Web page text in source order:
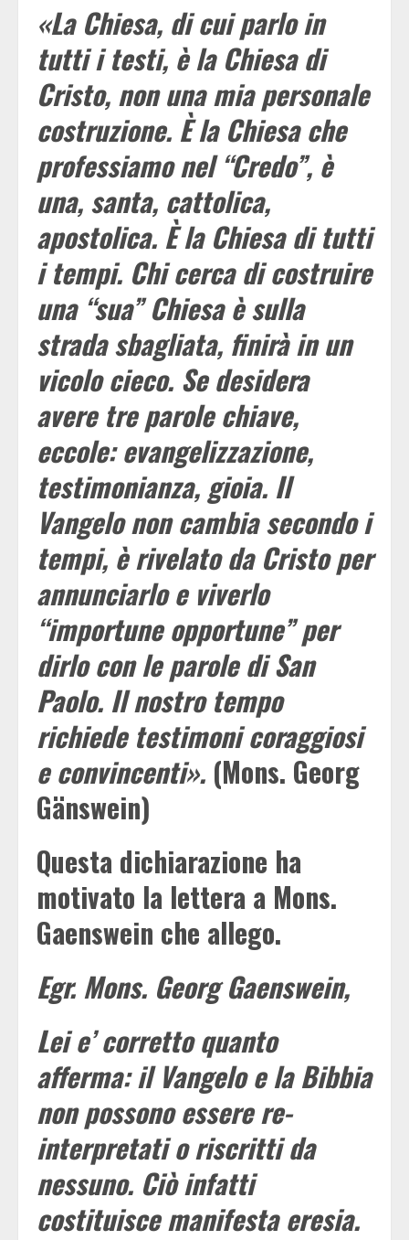
«La Chiesa, di cui parlo in
tutti i testi, è la Chiesa di
Cristo, non una mia personale
costruzione. È la Chiesa che
professiamo nel “Credo”, è
una, santa, cattolica,
apostolica. È la Chiesa di tutti
i tempi. Chi cerca di costruire
una “sua” Chiesa è sulla
strada sbagliata, finirà in un
vicolo cieco. Se desidera
avere tre parole chiave,
eccole: evangelizzazione,
testimonianza, gioia. Il
Vangelo non cambia secondo i
tempi, è rivelato da Cristo per
annunciarlo e viverlo
“importune opportune” per
dirlo con le parole di San
Paolo. Il nostro tempo
richiede testimoni coraggiosi
e convincenti». (Mons. Georg
Gänswein)
Questa dichiarazione ha
motivato la lettera a Mons.
Gaenswein che allego.
Egr. Mons. Georg Gaenswein,
Lei e’ corretto quanto
afferma: il Vangelo e la Bibbia
non possono essere re-
interpretati o riscritti da
nessuno. Ciò infatti
costituisce manifesta eresia.